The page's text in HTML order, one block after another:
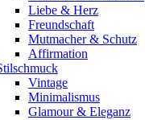
Liebe & Herz
Freundschaft
Mutmacher & Schutz
Affirmation
Vintage
Minimalismus
Glamour & Eleganz